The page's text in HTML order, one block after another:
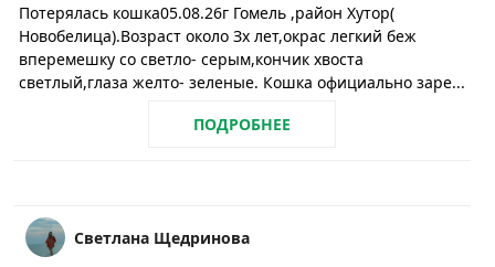
Потерялась кошка05.08.26г Гомель ,район Хутор(
Новобелица).Возраст около Зх лет,окрас легкий беж
вперемешку со светло- серым,кончик хвоста
светлый,глаза желто- зеленые. Кошка официально заре...
ПОДРОБНЕЕ
Светлана Щедринова